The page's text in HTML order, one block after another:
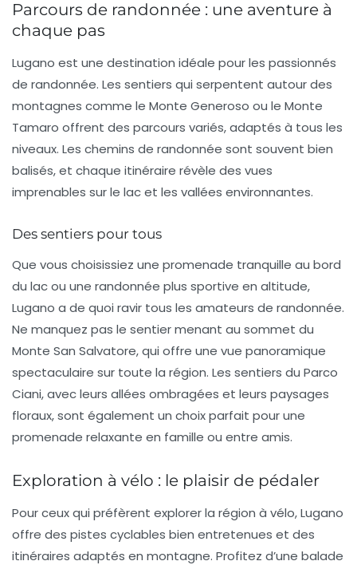
Parcours de randonnée : une aventure à
chaque pas
Lugano est une destination idéale pour les passionnés
de randonnée. Les sentiers qui serpentent autour des
montagnes comme le Monte Generoso ou le Monte
Tamaro offrent des parcours variés, adaptés à tous les
niveaux. Les chemins de randonnée sont souvent bien
balisés, et chaque itinéraire révèle des vues
imprenables sur le lac et les vallées environnantes.
Des sentiers pour tous
Que vous choisissiez une promenade tranquille au bord
du lac ou une randonnée plus sportive en altitude,
Lugano a de quoi ravir tous les amateurs de randonnée.
Ne manquez pas le sentier menant au sommet du
Monte San Salvatore, qui offre une vue panoramique
spectaculaire sur toute la région. Les sentiers du Parco
Ciani, avec leurs allées ombragées et leurs paysages
floraux, sont également un choix parfait pour une
promenade relaxante en famille ou entre amis.
Exploration à vélo : le plaisir de pédaler
Pour ceux qui préfèrent explorer la région à vélo, Lugano
offre des pistes cyclables bien entretenues et des
itinéraires adaptés en montagne. Profitez d’une balade